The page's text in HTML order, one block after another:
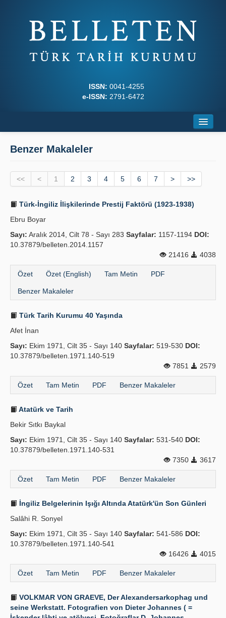
ISSN: 0041-4255
e-ISSN: 2791-6472
Dergi Kurulları
Yazım Kuralları
İlkeler
Yayın Politikaları
Benzer Makaleler
<< < 1 2 3 4 5 6 7 > >>
Türk-İngiliz İlişkilerinde Prestij Faktörü (1923-1938)
Ebru Boyar
Sayı: Aralık 2014, Cilt 78 - Sayı 283 Sayfalar: 1157-1194 DOI:
10.37879/belleten.2014.1157
21416
4038
Özet Özet (English) Tam Metin PDF
Benzer Makaleler
Türk Tarih Kurumu 40 Yaşında
Afet İnan
Sayı: Ekim 1971, Cilt 35 - Sayı 140 Sayfalar: 519-530 DOI:
10.37879/belleten.1971.140-519
7851
2579
Özet Tam Metin PDF Benzer Makaleler
Atatürk ve Tarih
Bekir Sıtkı Baykal
Sayı: Ekim 1971, Cilt 35 - Sayı 140 Sayfalar: 531-540 DOI:
10.37879/belleten.1971.140-531
7350
3617
Özet Tam Metin PDF Benzer Makaleler
İngiliz Belgelerinin Işığı Altında Atatürk'ün Son Günleri
Salâhi R. Sonyel
Sayı: Ekim 1971, Cilt 35 - Sayı 140 Sayfalar: 541-586 DOI:
10.37879/belleten.1971.140-541
16426
4015
Özet Tam Metin PDF Benzer Makaleler
VOLKMAR VON GRAEVE, Der Alexandersarkophag und
seine Werkstatt. Fotografien von Dieter Johannes ( =